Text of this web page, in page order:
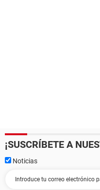
¡SUSCRÍBETE A
Noticias